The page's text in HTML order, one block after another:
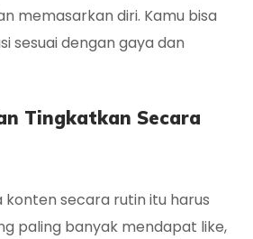
memasarkan diri. Kamu bisa
sesuai dengan gaya dan
Tingkatkan Secara
secara rutin itu harus
paling banyak mendapat like,